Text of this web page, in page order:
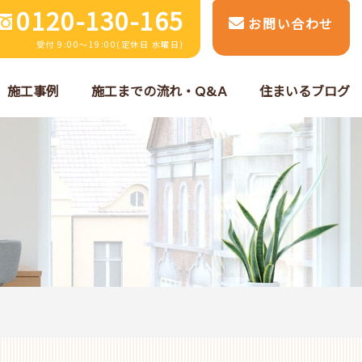
0120-130-165
受付 9:00～19:00(定休日 水曜日)
お問い合わせ
施工事例 施工までの流れ・Q&A 住まいるブログ